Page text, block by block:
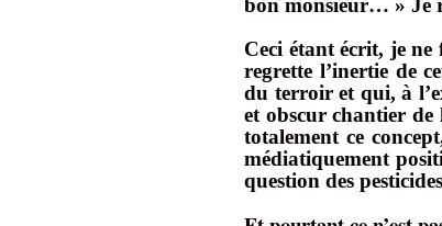
bon monsieur… » Je
Ceci étant écrit, je ne
regrette l’inertie de
du terroir et qui, à
et obscur chantier
totalement ce
médiatiquement
question des